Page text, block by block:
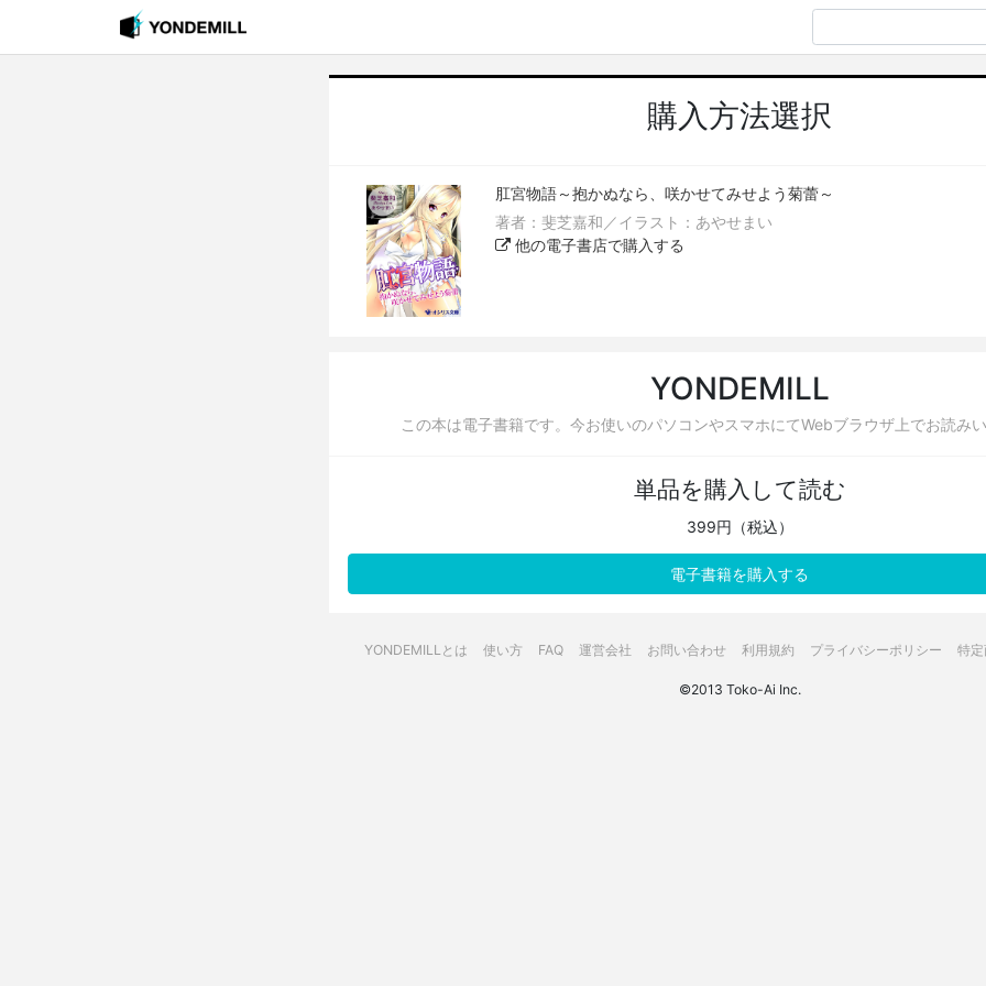
購入方法選択
肛宮物語～抱かぬなら、咲かせてみせよう菊蕾～
著者：斐芝嘉和／イラスト：あやせまい
他の電子書店で購入する
YONDEMILL
この本は電子書籍です。今お使いのパソコンやスマホにてWebブラウザ上でお読みい
単品を購入して読む
399円（税込）
電子書籍を購入する
YONDEMILLとは 使い方 FAQ 運営会社 お問い合わせ 利用規約 プライバシーポリシー 特
©2013 Toko-Ai Inc.